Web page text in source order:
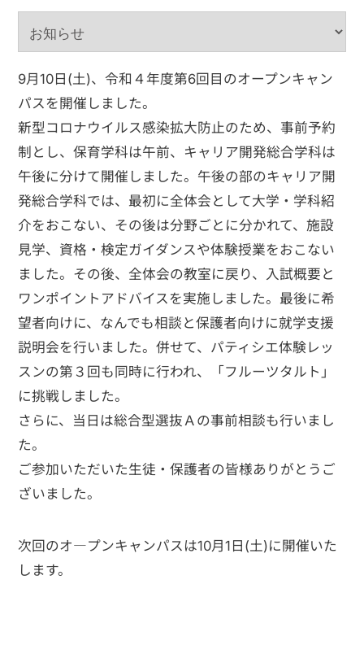
9月10日(土)、令和４年度第6回目のオープンキャン
パスを開催しました。
新型コロナウイルス感染拡大防止のため、事前予約
制とし、保育学科は午前、キャリア開発総合学科は
午後に分けて開催しました。午後の部のキャリア開
発総合学科では、最初に全体会として大学・学科紹
介をおこない、その後は分野ごとに分かれて、施設
見学、資格・検定ガイダンスや体験授業をおこない
ました。その後、全体会の教室に戻り、入試概要と
ワンポイントアドバイスを実施しました。最後に希
望者向けに、なんでも相談と保護者向けに就学支援
説明会を行いました。併せて、パティシエ体験レッ
スンの第３回も同時に行われ、「フルーツタルト」
に挑戦しました。
さらに、当日は総合型選抜Ａの事前相談も行いまし
た。
ご参加いただいた生徒・保護者の皆様ありがとうご
ざいました。
次回のオ―プンキャンパスは10月1日(土)に開催いた
します。